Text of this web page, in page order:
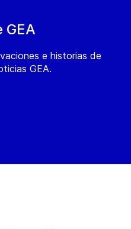
GEA
e historias de
GEA.